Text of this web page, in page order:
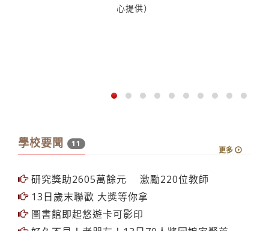
心提供）
學校要聞 11
更多
研究獎助2605萬餘元 激勵220位教師
13日歲末聯歡 大獎等你拿
圖書館即起悠遊卡可影印